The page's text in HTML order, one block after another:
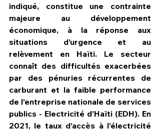
indiqué, constitue une contrainte
majeure au développement
économique, à la réponse aux
situations d’urgence et au
relèvement en Haïti.
Le secteur
connaît des difficultés exacerbées
par des pénuries récurrentes de
carburant et la faible performance
de l’entreprise nationale de services
publics - Electricité d’Haïti (EDH). En
2021, le taux d’accès à l’électricité